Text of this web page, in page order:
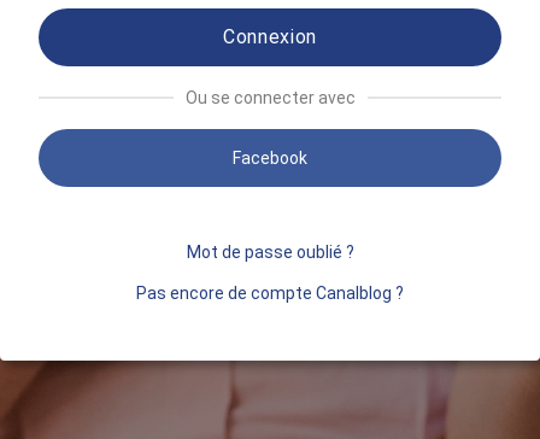
Connexion
Ou se connecter avec
Facebook
Mot de passe oublié ?
Pas encore de compte Canalblog ?